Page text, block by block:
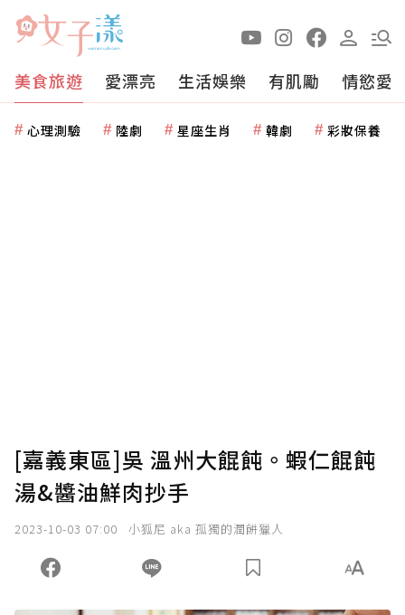
美食旅遊 愛漂亮 生活娛樂 有肌勵 情慾愛
心理測驗 陸劇 星座生肖 韓劇 彩妝保養
[嘉義東區]吳 溫州大餛飩。蝦仁餛飩
湯&醬油鮮肉抄手
2023-10-03 07:00 小狐尼 aka 孤獨的潤餅獵人